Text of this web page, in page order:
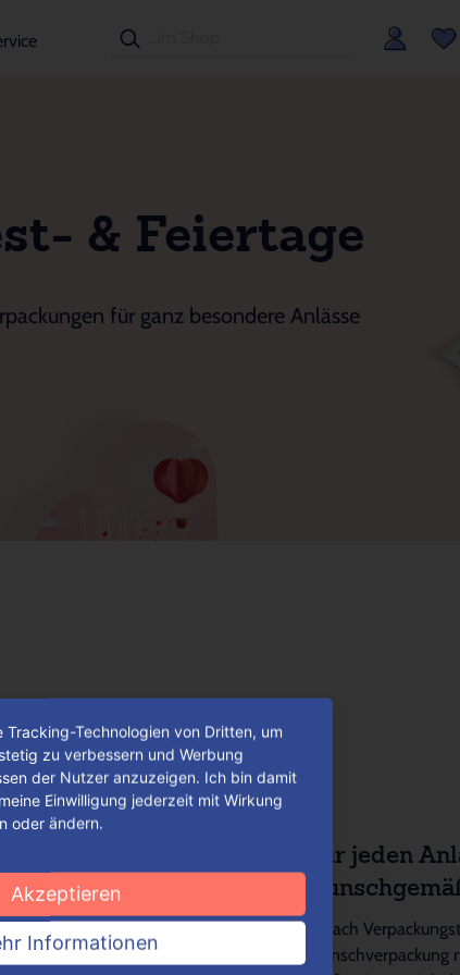
& Feiertage
für ganz besondere Anlässe
einfach, schnell und
ansprechenden
Für jeden
Je nach
Tracking-Technologien von Dritten, um
zu verbessern und Werbung
der Nutzer anzuzeigen. Ich bin damit
Einwilligung jederzeit mit Wirkung
oder ändern.
Akzeptieren
Informationen